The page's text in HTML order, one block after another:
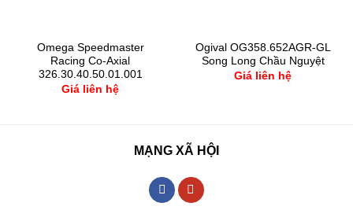
Omega Speedmaster
Racing Co-Axial
326.30.40.50.01.001
Giá liên hệ
Ogival OG358.652AGR-GL
Song Long Chầu Nguyệt
Giá liên hệ
MẠNG XÃ HỘI